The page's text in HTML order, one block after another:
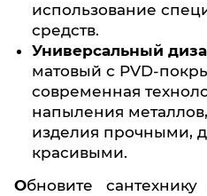
использование
средств.
Универсальный
матовый с PVD-
современная
напыления
изделия прочными,
красивыми.
Обновите